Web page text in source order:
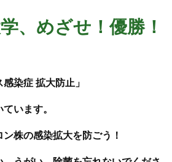
、 めざせ！優勝！
染症 拡大防止」
います。
株の感染拡大を防ごう！